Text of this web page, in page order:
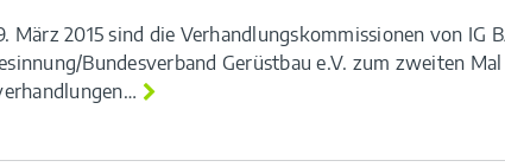
März 2015 sind die Verhandlungskommissionen von IG
Bundesverband Gerüstbau e.V. zum zweiten